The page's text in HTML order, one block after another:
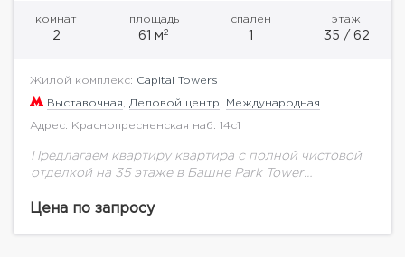
комнат
2
площадь
61 м2
спален
1
этаж
35 / 62
Жилой комплекс: Capital Towers
Выставочная Деловой центр Международная
Адрес: Краснопресненская наб. 14с1
Предлагаем квартиру квартира с полной чистовой
отделкой на 35 этаже в Башне Park Tower
Пресня, Москва-реку, гостиницу Украина, Дом...
Цена по запросу